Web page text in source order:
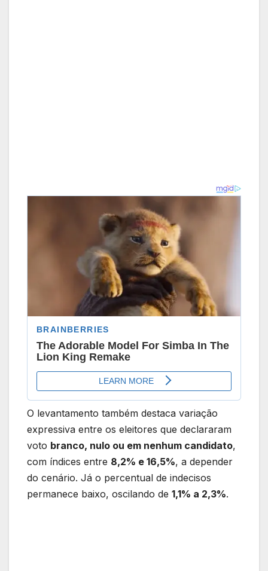
O levantamento também destaca variação
expressiva entre os eleitores que declararam
voto branco, nulo ou em nenhum candidato,
com índices entre 8,2% e 16,5%, a depender
do cenário. Já o percentual de indecisos
permanece baixo, oscilando de 1,1% a 2,3%.